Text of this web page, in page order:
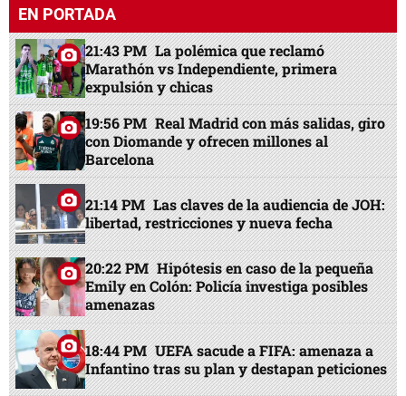
EN PORTADA
21:43 PM La polémica que reclamó
Marathón vs Independiente, primera
expulsión y chicas
19:56 PM Real Madrid con más salidas, giro
con Diomande y ofrecen millones al
Barcelona
21:14 PM Las claves de la audiencia de JOH:
libertad, restricciones y nueva fecha
20:22 PM Hipótesis en caso de la pequeña
Emily en Colón: Policía investiga posibles
amenazas
18:44 PM UEFA sacude a FIFA: amenaza a
Infantino tras su plan y destapan peticiones